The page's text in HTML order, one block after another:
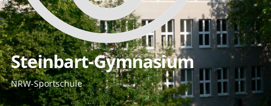
Steinbart-Gymnasium
NRW-Sportschule